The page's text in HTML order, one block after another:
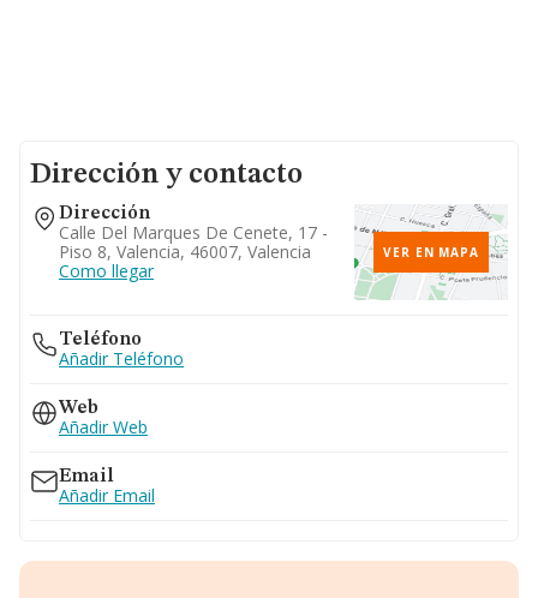
Dirección y contacto
Dirección
Calle Del Marques De Cenete, 17 -
Piso 8, Valencia, 46007, Valencia
Como llegar
VER EN MAPA
Teléfono
Añadir Teléfono
Web
Añadir Web
Email
Añadir Email